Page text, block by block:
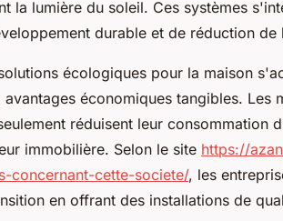
la lumière du soleil. Ces systèmes
durable et de réduction
écologiques pour la maison
économiques tangibles. Les
réduisent leur consommation
immobilière. Selon le site https://
concernant-cette-societe/, les
en offrant des installations de